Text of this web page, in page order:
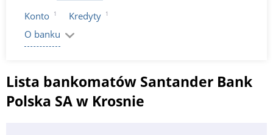
Konto 1 Kredyty 1
O banku
Lista bankomatów Santander Bank
Polska SA w Krosnie